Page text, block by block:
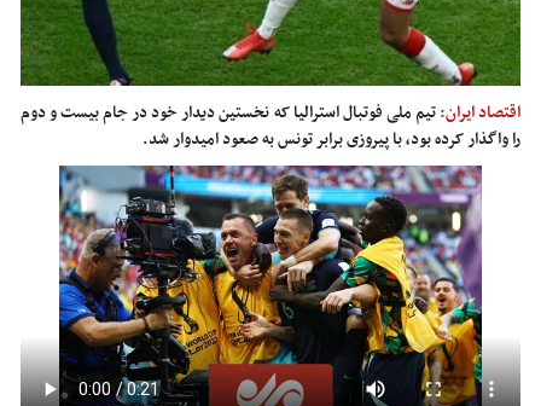
اقتصاد ایران:تیم ملی فوتبال استرالیا که نخستین دیدار خود در جام بیست و دوم
را واگذار کرده بود، با پیروزی برابر تونس به صعود امیدوار شد.